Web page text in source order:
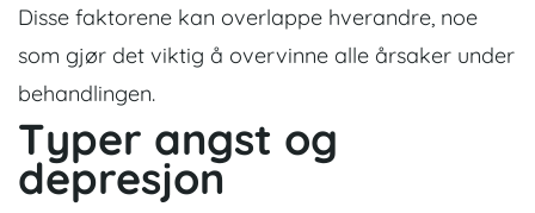
Disse faktorene kan overlappe hverandre, noe
som gjør det viktig å overvinne alle årsaker under
behandlingen.
Typer angst og
depresjon